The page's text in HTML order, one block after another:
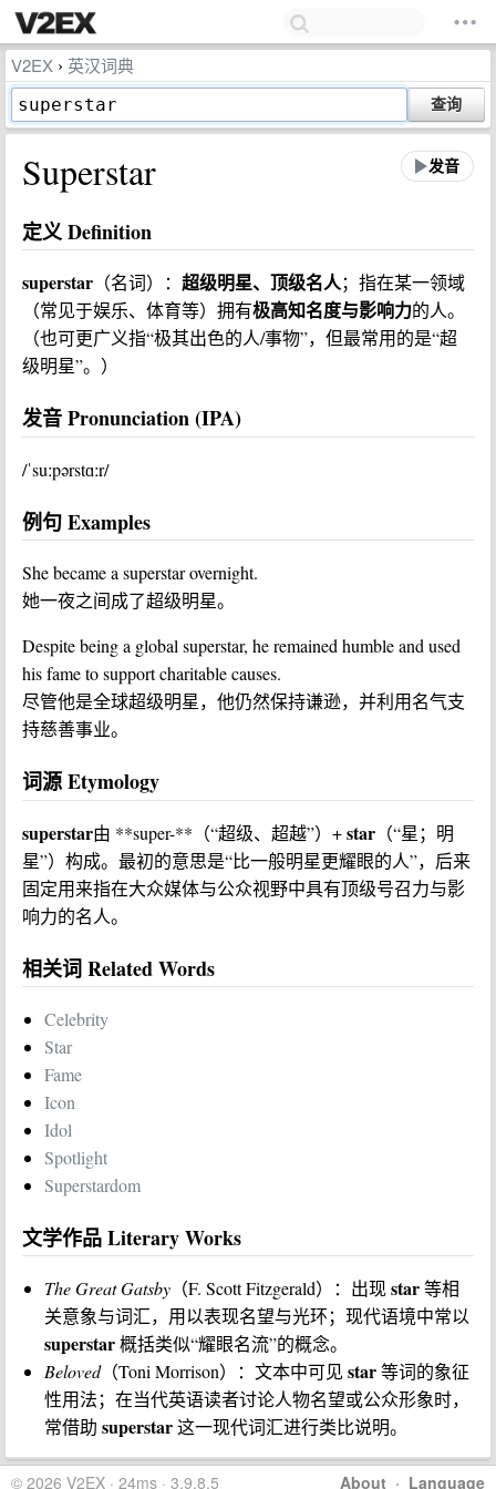
V2EX › 英汉词典
查询
Superstar 发音
定义 Definition
superstar （名词）： 超级明星、顶级名人；指在某一领域
（常见于娱乐、体育等）拥有极高知名度与影响力的人。
（也可更广义指“极其出色的人/事物”，但最常用的是“超
级明星”。）
发音 Pronunciation (IPA)
/ˈsuːpərstɑːr/
例句 Examples
She became a superstar overnight.
她一夜之间成了超级明星。
Despite being a global superstar, he remained humble and used
his fame to support charitable causes.
尽管他是全球超级明星，他仍然保持谦逊，并利用名气支
持慈善事业。
词源 Etymology
superstar由 **super-**（“超级、超越”）+star （“星；明
星”）构成。最初的意思是“比一般明星更耀眼的人”，后来
固定用来指在大众媒体与公众视野中具有顶级号召力与影
响力的名人。
相关词 Related Words
Celebrity
Star
Fame
Icon
Idol
Spotlight
Superstardom
文学作品 Literary Works
The Great Gatsby （F. Scott Fitzgerald）：出现star等相
关意象与词汇，用以表现名望与光环；现代语境中常以
superstar概括类似“耀眼名流”的概念。
Beloved（Toni Morrison）：文本中可见 star等词的象征
性用法；在当代英语读者讨论人物名望或公众形象时，
常借助 superstar这一现代词汇进行类比说明。
About · Language
© 2026 V2EX · 24ms · 3.9.8.5